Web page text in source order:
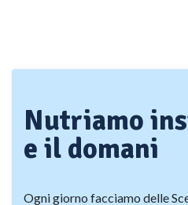
Nutriamo
e il domani
Ogni giorno facciamo delle